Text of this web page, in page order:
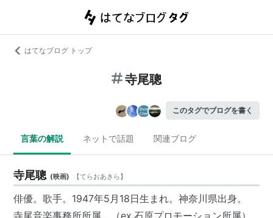
はてなブログ トップ
寺尾聰
このタグでブログを書く
言葉の解説 ネットで話題 関連ブログ
寺尾聰 (映画) 【てらおあきら】
俳優。歌手。1947年5月18日生まれ。神奈川県出身。
寺尾音楽事務所所属。（ex.石原プロモーション所属）